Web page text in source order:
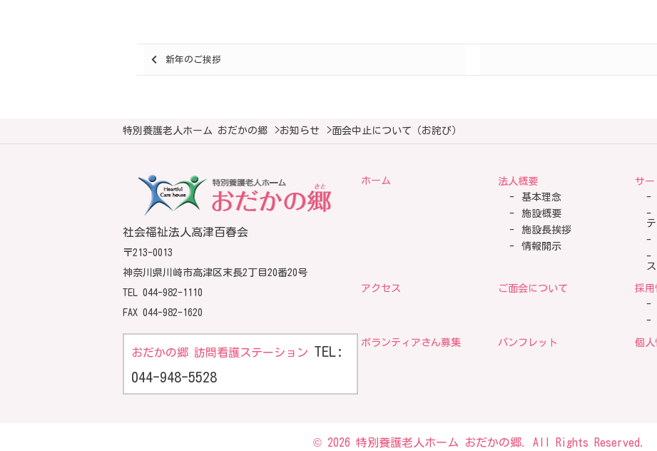
Posts
新年のご挨拶
特別養護老人ホーム おだかの郷 >お知らせ >面会中止について（お詫び）
社会福祉法人高津百春会
〒213-0013
神奈川県川崎市高津区末長2丁目20番20号
TEL 044-982-1110
FAX 044-982-1620
おだかの郷 訪問看護ステーション TEL:
044-948-5528
ホーム
法人概要
基本理念
施設概要
施設長挨拶
情報開示
サー
テ
アクセス ご面会について
採用
ボランティアさん募集 パンフレット 個人
© 2026 特別養護老人ホーム おだかの郷. All Rights Reserved.